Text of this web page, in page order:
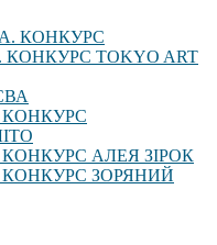
КОНКУРС
TOKYO ART
КОНКУРС
КОНКУРС АЛЕЯ ЗІРОК
КОНКУРС ЗОРЯНИЙ